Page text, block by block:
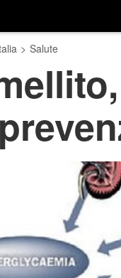
> Salute